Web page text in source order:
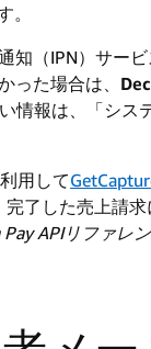
。
知（IPN）サー
った場合は、
情報は、「シス
用して
了した売上請
Pay APIリファレ